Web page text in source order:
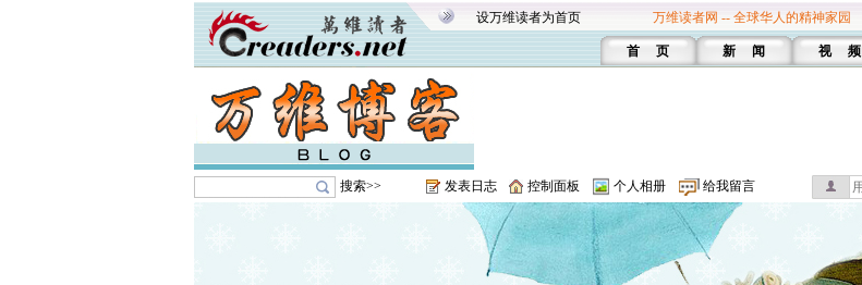
设万维读者为首页 万维读者网 -- 全球华人的精神家园
首 页 新 闻 视 频
搜索>> 发表日志 控制面板 个人相册 给我留言